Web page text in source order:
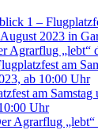
1 –
2023 in
Agrarflug „lebt“
am
ab 10:00 Uhr
am Samstag
Uhr
Agrarflug „lebt“